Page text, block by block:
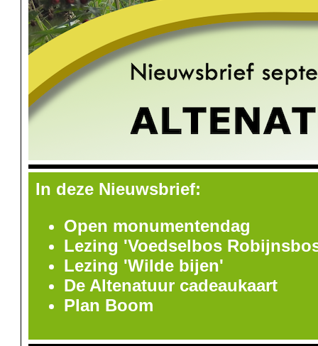
In deze Nieuwsbrief:
Open monumentendag
Lezing 'Voedselbos
Lezing 'Wilde bijen'
De Altenatuur cadeaukaart
Plan Boom